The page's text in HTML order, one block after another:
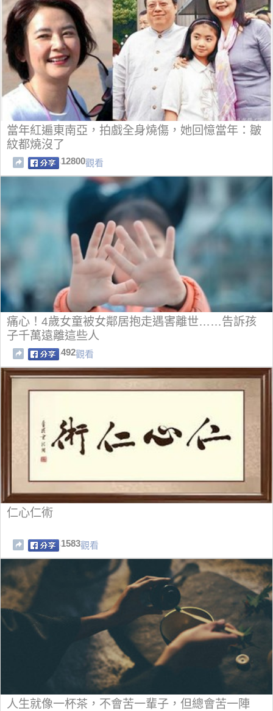
當年紅遍東南亞，拍戲全身燒傷，她回憶當年：皺
紋都燒沒了
12800觀看
痛心！4歲女童被女鄰居抱走遇害離世……告訴孩
子千萬遠離這些人
492觀看
仁心仁術
1583觀看
人生就像一杯茶，不會苦一輩子，但總會苦一陣